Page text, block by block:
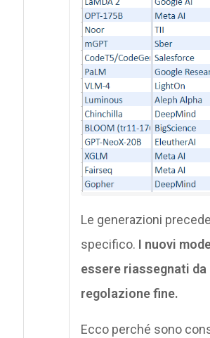
Le generazioni
specifico. I nuovi
essere riassegnati
regolazione fine.
Ecco perché sono